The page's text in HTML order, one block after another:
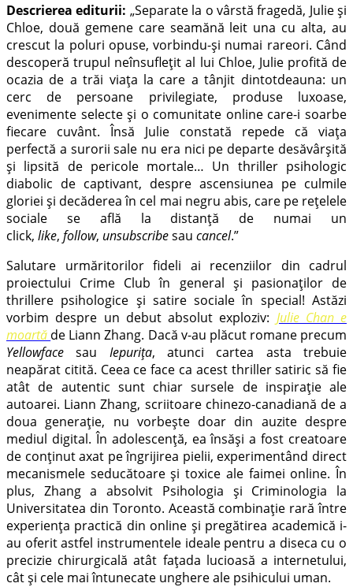
Descrierea editurii: „Separate la o vârstă fragedă, Julie și
Chloe, două gemene care seamănă leit una cu alta, au
crescut la poluri opuse, vorbindu-și numai rareori. Când
descoperă trupul neînsuflețit al lui Chloe, Julie profită de
ocazia de a trăi viața la care a tânjit dintotdeauna: un
cerc de persoane privilegiate, produse luxoase,
evenimente selecte și o comunitate online care-i soarbe
fiecare cuvânt.Însă Julie constată repede că viața
perfectă a surorii sale nu era nici pe departe desăvârșită
și lipsită de pericole mortale… Un thriller psihologic
diabolic de captivant, despre ascensiunea pe culmile
gloriei și decăderea în cel mai negru abis, care pe rețelele
sociale se află la distanță de numai un
click, like, follow, unsubscribesau cancel.”
Salutare urmăritorilor fideli ai recenziilor din cadrul
proiectului Crime Club în general și pasionaților de
thrillere psihologice și satire sociale în special! Astăzi
vorbim despre un debut absolut exploziv: Julie Chan e
moartă de Liann Zhang. Dacă v-au plăcut romane precum
Yellowface sau Iepurița, atunci cartea asta trebuie
neapărat citită. Ceea ce face ca acest thriller satiric să fie
atât de autentic sunt chiar sursele de inspirație ale
autoarei. Liann Zhang, scriitoare chinezo-canadiană de a
doua generație, nu vorbește doar din auzite despre
mediul digital. În adolescență, ea însăși a fost creatoare
de conținut axat pe îngrijirea pielii, experimentând direct
mecanismele seducătoare și toxice ale faimei online. În
plus, Zhang a absolvit Psihologia și Criminologia la
Universitatea din Toronto. Această combinație rară între
experiența practică din online și pregătirea academică i-
au oferit astfel instrumentele ideale pentru a diseca cu o
precizie chirurgicală atât fațada lucioasă a internetului,
cât și cele mai întunecate unghere ale psihicului uman.